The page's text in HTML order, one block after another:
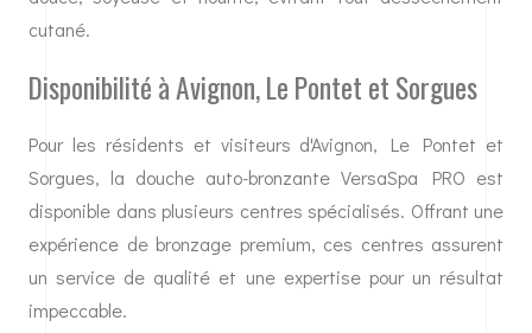
cutané.
Disponibilité à Avignon, Le Pontet et Sorgues
Pour les résidents et visiteurs d'Avignon, Le Pontet et
Sorgues, la douche auto-bronzante VersaSpa PRO est
disponible dans plusieurs centres spécialisés. Offrant une
expérience de bronzage premium, ces centres assurent
un service de qualité et une expertise pour un résultat
impeccable.